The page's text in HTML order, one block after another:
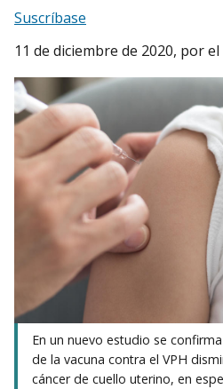
Suscríbase
11 de diciembre de 2020, por el
En un nuevo estudio se
de la vacuna contra el VPH
cáncer de cuello uterino, en